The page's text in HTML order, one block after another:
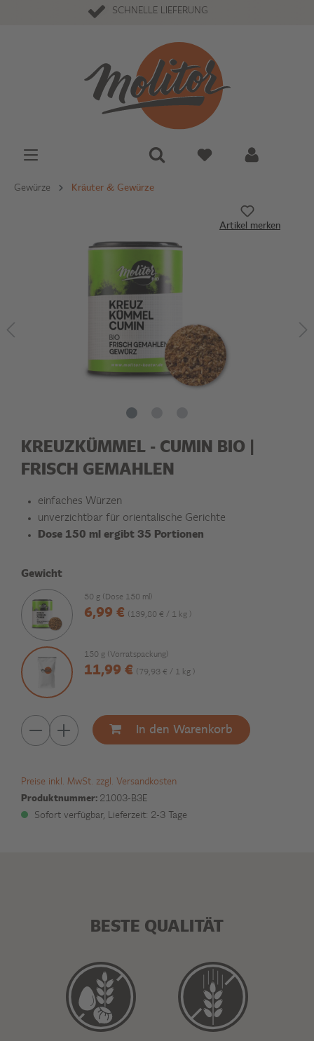
SCHNELLE LIEFERUNG
Gewürze Kräuter & Gewürze
Artikel merken
KREUZKÜMMEL - CUMIN BIO |
FRISCH GEMAHLEN
einfaches Würzen
unverzichtbar für orientalische Gerichte
Dose 150 ml ergibt 35 Portionen
Gewicht
50 g (Dose 150 ml)
6,99 € (139,80 € / 1 kg )
150 g (Vorratspackung)
11,99 € (79,93 € / 1 kg )
In den Warenkorb
Preise inkl. MwSt. zzgl. Versandkosten
Produktnummer: 21003-B3E
Sofort verfügbar, Lieferzeit: 2-3 Tage
BESTE QUALITÄT